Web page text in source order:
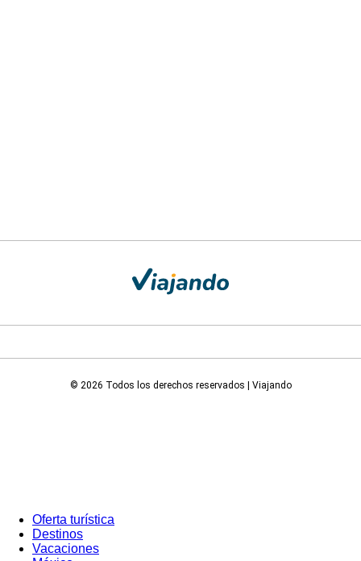
© 2026 Todos los derechos reservados | Viajando
Oferta turística
Destinos
Vacaciones